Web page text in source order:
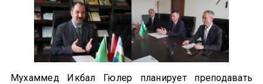
Мухаммед Икбал Гюлер планирует преподавать